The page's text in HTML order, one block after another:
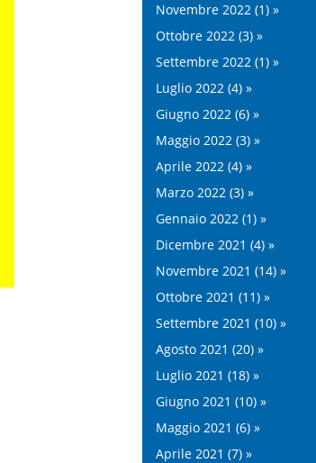
Novembre 2022 (1) »
Ottobre 2022 (3) »
Settembre 2022 (1) »
Luglio 2022 (4) »
Giugno 2022 (6) »
Maggio 2022 (3) »
Aprile 2022 (4) »
Marzo 2022 (3) »
Gennaio 2022 (1) »
Dicembre 2021 (4) »
Novembre 2021 (14) »
Ottobre 2021 (11) »
Settembre 2021 (10) »
Agosto 2021 (20) »
Luglio 2021 (18) »
Giugno 2021 (10) »
Maggio 2021 (6) »
Aprile 2021 (7) »